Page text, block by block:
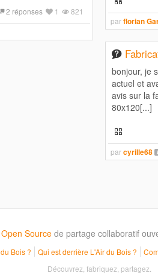
parflorian
821
1
2 réponses
bonjour, je
actuel et
avis sur la
80x120[...]
parcyrille68
Open Source de partage collaboratif
Bois ? Qui est derrière L'Air du Bois ?
Découvrez, fabriquez, partagez.